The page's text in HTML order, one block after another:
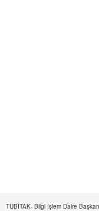
TÜBİTAK- Bilgi İşlem Daire